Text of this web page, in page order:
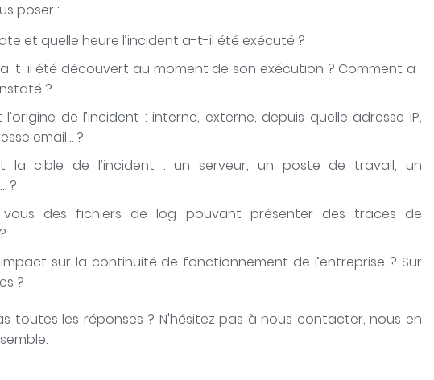
poser :
et quelle heure l’incident a-t-il été exécuté ?
a-t-il été découvert au moment de son exécution ? Comment a-
?
l’origine de l’incident : interne, externe, depuis quelle adresse IP,
email… ?
la cible de l’incident : un serveur, un poste de travail, un
?
vous des fichiers de log pouvant présenter des traces de
sur la continuité de fonctionnement de l’entreprise ? Sur
?
toutes les réponses ? N'hésitez pas à nous contacter, nous en